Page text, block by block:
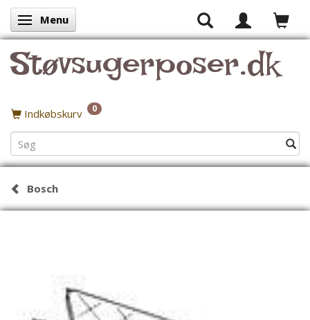
Skifte navigation
Menu
Støvsugerposer.dk
Indkøbskurv 0
Bosch